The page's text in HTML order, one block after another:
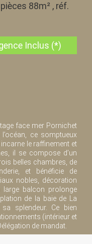
88m² , réf.
Inclus (*)
face mer Pornichet
ce somptueux
le raffinement et
il se compose d’un
belles chambres, de
et bénéficie de
nobles, décoration
large balcon prolonge
de la baie de La
splendeur. Ce bien
(intérieur et
de mandat.